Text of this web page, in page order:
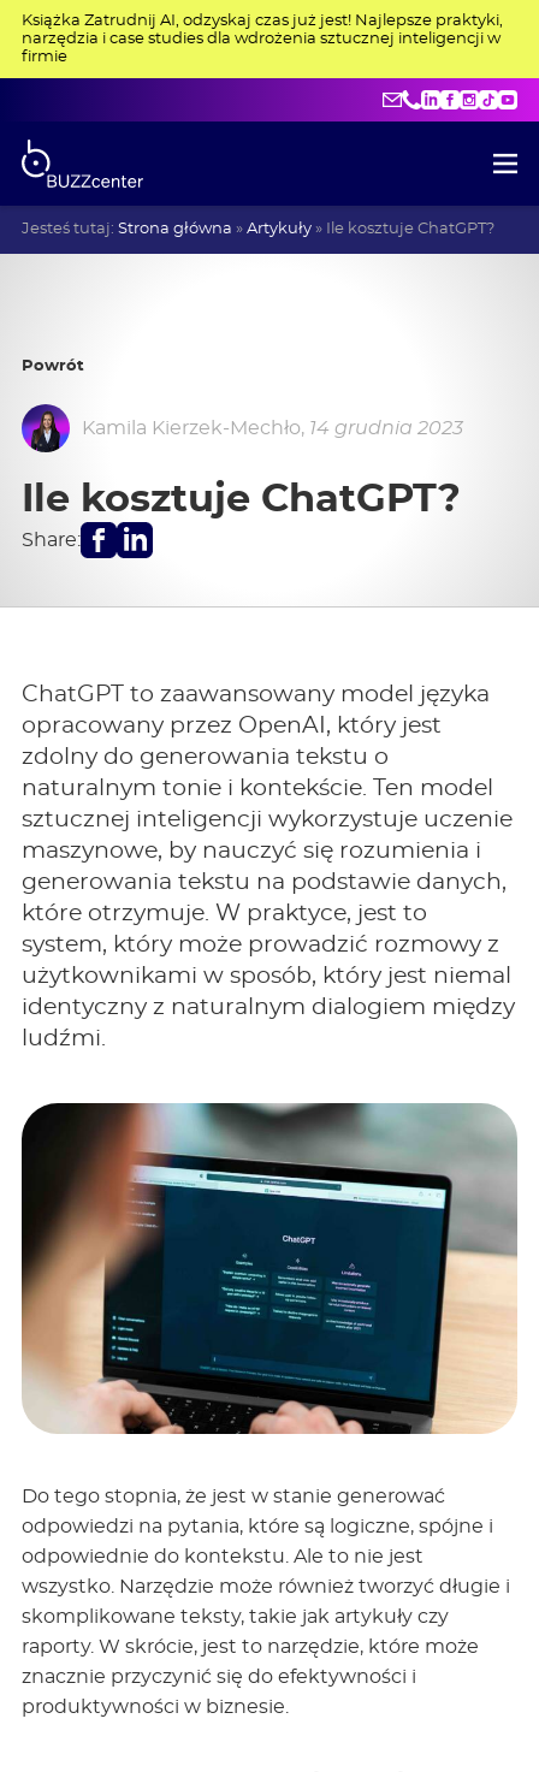
Książka Zatrudnij AI, odzyskaj czas już jest! Najlepsze praktyki,
narzędzia i case studies dla wdrożenia sztucznej inteligencji w
firmie
+48 515 275
LinkedIn
Jesteś tutaj: Strona główna » Artykuły» Ile kosztuje ChatGPT?
Powrót
Kamila Kierzek-Mechło, 14 grudnia 2023
Ile kosztuje ChatGPT?
Share:
ChatGPT to zaawansowany model języka
opracowany przez OpenAI, który jest
zdolny do generowania tekstu o
naturalnym tonie i kontekście. Ten model
sztucznej inteligencji wykorzystuje uczenie
maszynowe, by nauczyć się rozumienia i
generowania tekstu na podstawie danych,
które otrzymuje. W praktyce, jest to
system, który może prowadzić rozmowy z
użytkownikami w sposób, który jest niemal
identyczny z naturalnym dialogiem między
ludźmi.
Do tego stopnia, że jest w stanie generować
odpowiedzi na pytania, które są logiczne, spójne i
odpowiednie do kontekstu. Ale to nie jest
wszystko. Narzędzie może również tworzyć długie i
skomplikowane teksty, takie jak artykuły czy
raporty. W skrócie, jest to narzędzie, które może
znacznie przyczynić się do efektywności i
produktywności w biznesie.